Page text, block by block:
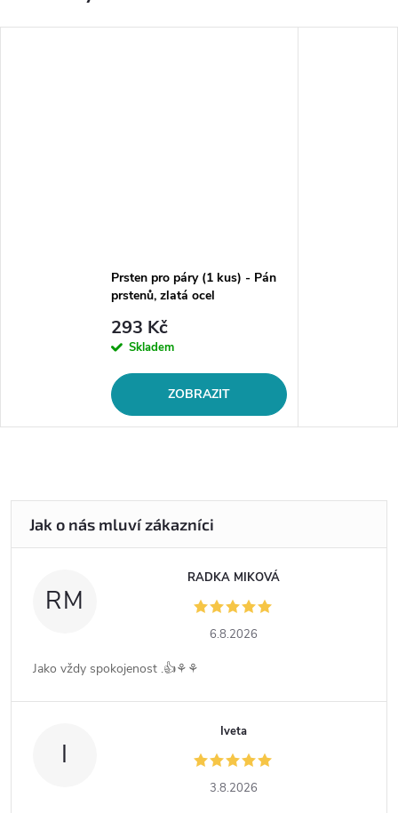
Prsten pro páry (1 kus) - Pán
prstenů, zlatá ocel
293 Kč
Skladem
ZOBRAZIT
RM
RADKA MIKOVÁ
6.8.2026
Jako vždy spokojenost .👍⚘️⚘️
I
Iveta
3.8.2026